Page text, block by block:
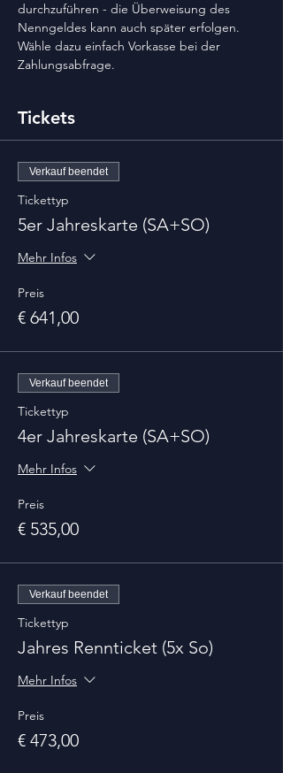
durchzuführen - die Überweisung des
Nenngeldes kann auch später erfolgen.
Wähle dazu einfach Vorkasse bei der
Zahlungsabfrage.
Tickets
Verkauf beendet
Tickettyp
5er Jahreskarte (SA+SO)
Mehr Infos
Preis
€ 641,00
Verkauf beendet
Tickettyp
4er Jahreskarte (SA+SO)
Mehr Infos
Preis
€ 535,00
Verkauf beendet
Tickettyp
Jahres Rennticket (5x So)
Mehr Infos
Preis
€ 473,00